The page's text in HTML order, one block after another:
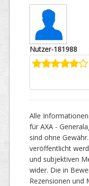
Nutzer-181988
Alle
für AXA -
sind ohne
veröffentlicht
und subjektiven
wider. Die in
Rezensionen und